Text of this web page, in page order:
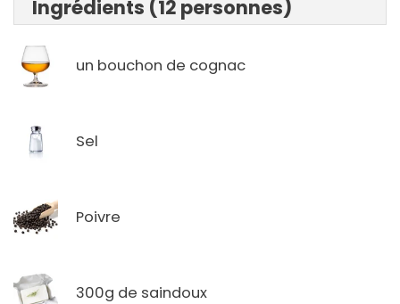
Ingrédients (12 personnes)
un bouchon de cognac
Sel
Poivre
300g de saindoux